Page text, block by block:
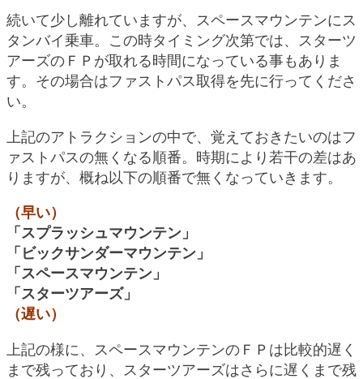
続いて少し離れていますが、スペースマウンテンにス
タンバイ乗車。この時タイミング次第では、スターツ
アーズのＦＰが取れる時間になっている事もありま
す。その場合はファストパス取得を先に行ってくださ
い。
上記のアトラクションの中で、覚えておきたいのはフ
ァストパスの無くなる順番。時期により若干の差はあ
りますが、概ね以下の順番で無くなっていきます。
（早い）
「スプラッシュマウンテン」
「ビックサンダーマウンテン」
「スペースマウンテン」
「スターツアーズ」
（遅い）
上記の様に、スペースマウンテンのＦＰは比較的遅く
まで残っており、スターツアーズはさらに遅くまで残